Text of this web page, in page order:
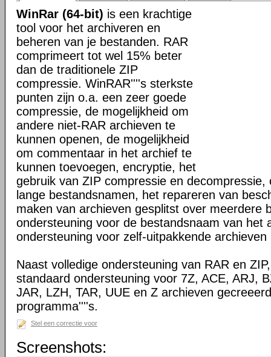
WinRar (64-bit) is een krachtige
tool voor het archiveren en
beheren van je bestanden. RAR
comprimeert tot wel 15% beter
dan de traditionele ZIP
compressie. WinRAR''''s sterkste
punten zijn o.a. een zeer goede
compressie, de mogelijkheid om
andere niet-RAR archieven te
kunnen openen, de mogelijkheid
om commentaar in het archief te
kunnen toevoegen, encryptie, het
gebruik van ZIP compressie en decompressie,
lange bestandsnamen, het repareren van
maken van archieven gesplitst over meerdere
ondersteuning voor de bestandsnaam van het
ondersteuning voor zelf-uitpakkende archieven
Naast volledige ondersteuning van RAR en
standaard ondersteuning voor 7Z, ACE, ARJ,
JAR, LZH, TAR, UUE en Z archieven
programma''''s.
Stel een correctie voor
Screenshots: